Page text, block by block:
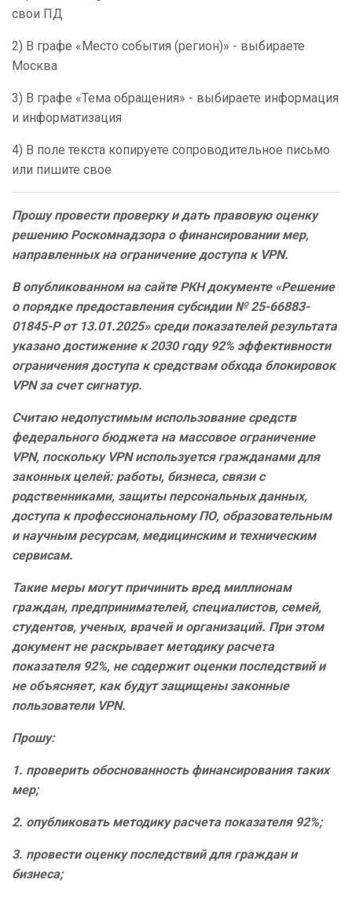
свои ПД
2) В графе «Место события (регион)» - выбираете
Москва
3) В графе «Тема обращения» - выбираете информация
и информатизация
4) В поле текста копируете сопроводительное письмо
или пишите свое
Прошу провести проверку и дать правовую оценку
решению Роскомнадзора о финансировании мер,
направленных на ограничение доступа к VPN.
В опубликованном на сайте РКН документе «Решение
о порядке предоставления субсидии № 25-66883-
01845-Р от 13.01.2025» среди показателей результата
указано достижение к 2030 году 92% эффективности
ограничения доступа к средствам обхода блокировок
VPN за счет сигнатур.
Считаю недопустимым использование средств
федерального бюджета на массовое ограничение
VPN, поскольку VPN используется гражданами для
законных целей: работы, бизнеса, связи с
родственниками, защиты персональных данных,
доступа к профессиональному ПО, образовательным
и научным ресурсам, медицинским и техническим
сервисам.
Такие меры могут причинить вред миллионам
граждан, предпринимателей, специалистов, семей,
студентов, ученых, врачей и организаций. При этом
документ не раскрывает методику расчета
показателя 92%, не содержит оценки последствий и
не объясняет, как будут защищены законные
пользователи VPN.
Прошу:
1. проверить обоснованность финансирования таких
мер;
2. опубликовать методику расчета показателя 92%;
3. провести оценку последствий для граждан и
бизнеса;